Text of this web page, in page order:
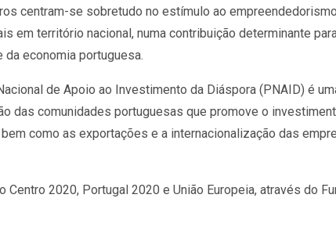
centram-se sobretudo no estímulo ao
em território nacional, numa contribuição determinante
economia portuguesa.
de Apoio ao Investimento da Diáspora (PNAID) é
das comunidades portuguesas que promove o
como as exportações e a internacionalização das
Centro 2020, Portugal 2020 e União Europeia, através do